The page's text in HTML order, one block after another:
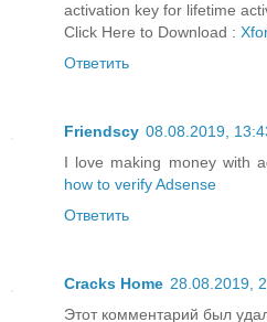
activation key for lifetime
Click Here to Download :
Ответить
Friendscy 08.08.2019,
I love making money with
how to verify Adsense
Ответить
Cracks Home 28.08.2019,
Этот комментарий был